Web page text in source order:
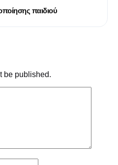
παιδιού
be published.